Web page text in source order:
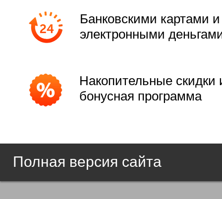
Банковскими картами и
электронными
Накопительные скидки
бонусная программа
Полная версия сайта